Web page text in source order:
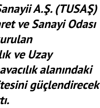
A.Ş. (TUSAŞ)
ve Sanayi Odası
ve Uzay
alanındaki
güçlendirecek